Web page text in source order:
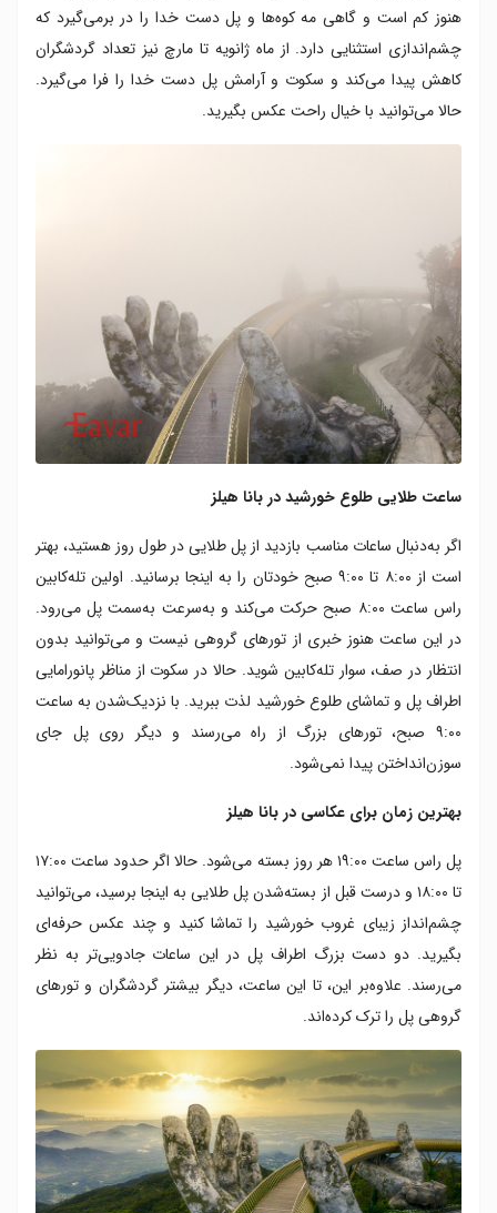
هنوز کم است و گاهی مه کوه‌ها و پل دست خدا را در برمی‌گیرد که
چشم‌اندازی استثنایی دارد. از ماه ژانویه تا مارچ نیز تعداد گردشگران
کاهش پیدا می‌کند و سکوت و آرامش پل دست خدا را فرا می‌گیرد.
حالا می‌توانید با خیال راحت عکس بگیرید.
ساعت طلایی طلوع خورشید در بانا هیلز
اگر به‌دنبال ساعات مناسب بازدید از پل طلایی در طول روز هستید، بهتر
است از ۸:۰۰ تا ۹:۰۰ صبح خودتان را به اینجا برسانید. اولین تله‌کابین
راس ساعت ۸:۰۰ صبح حرکت می‌کند و به‌سرعت به‌سمت پل می‌رود.
در این ساعت هنوز خبری از تورهای گروهی نیست و می‌توانید بدون
انتظار در صف، سوار تله‌کابین شوید. حالا در سکوت از مناظر پانورامایی
اطراف پل و تماشای طلوع خورشید لذت ببرید. با نزدیک‌شدن به ساعت
۹:۰۰ صبح، تورهای بزرگ از راه می‌رسند و دیگر روی پل جای
سوزن‌انداختن پیدا نمی‌شود.
بهترین زمان برای عکاسی در بانا هیلز
پل راس ساعت ۱۹:۰۰ هر روز بسته می‌شود. حالا اگر حدود ساعت ۱۷:۰۰
تا ۱۸:۰۰ و درست قبل از بسته‌شدن پل طلایی به اینجا برسید، می‌توانید
چشم‌انداز زیبای غروب خورشید را تماشا کنید و چند عکس حرفه‌ای
بگیرید. دو دست بزرگ اطراف پل در این ساعات جادویی‌تر به نظر
می‌رسند. علاوه‌بر این، تا این ساعت، دیگر بیشتر گردشگران و تورهای
گروهی پل را ترک کرده‌اند.